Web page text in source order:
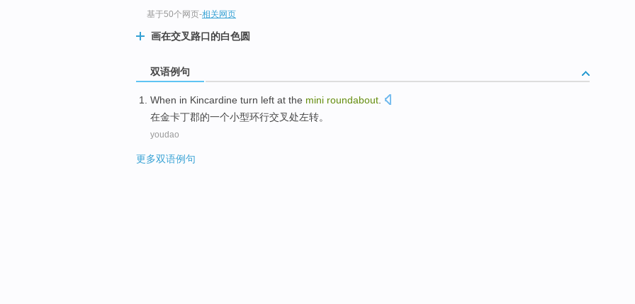
基于50个网页-相关网页
画在交叉路口的白色圆
双语例句
When in Kincardine turn left at the mini roundabout
在金卡丁郡的一个小型环行交叉处左转。
youdao
更多双语例句